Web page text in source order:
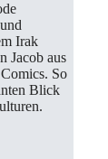
Irak
Jacob aus
So
Blick